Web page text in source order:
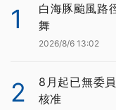
1
白海豚颱風路
舞
2026/8/6 13:02
2
8月起已無委
核准